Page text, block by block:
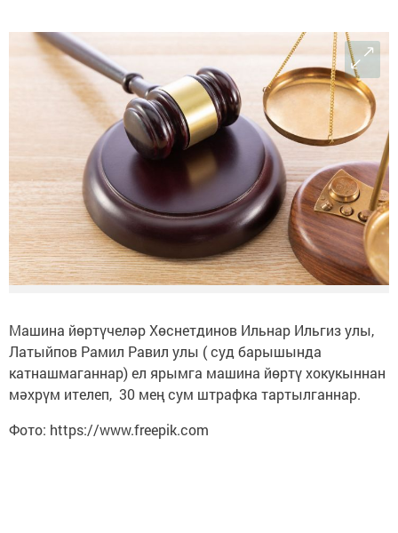
Машина йөртүчеләр Хөснетдинов Ильнар Ильгиз улы,
Латыйпов Рамил Равил улы ( суд барышында
катнашмаганнар) ел ярымга машина йөртү хокукыннан
мәхрүм ителеп, 30 мең сум штрафка тартылганнар.
Фото: https://www.freepik.com